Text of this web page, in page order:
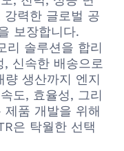
력한 글로벌 공
보장합니다.
리 솔루션을 합리
신속한 배송으로
량 생산까지 엔지
도, 효율성, 그리
품 개발을 위해
은 탁월한 선택